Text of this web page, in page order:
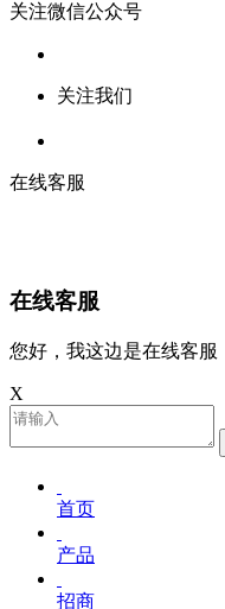
关注微信公众号
关注我们
在线客服
在线客服
您好，我这边是在线客服
X
首页
产品
招商